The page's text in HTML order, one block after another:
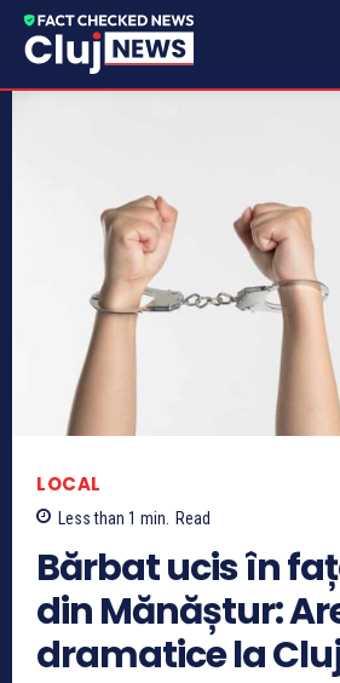
LOCAL
Less than 1 min. Read
Bărbat ucis în
din Mănăștur:
dramatice la